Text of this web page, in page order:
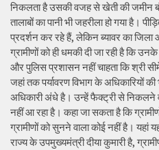
निकलता है उसकी वजह से खेती की
तालाबों का पानी भी जहरीला हो गया है।
प्रदर्शन कर रहे हैं, लेकिन ब्यावर का
ग्रामीणों को ही धमकी दी जा रही है कि
और पुलिस प्रशासन नहीं चाहता कि श्री
जहां तक पर्यावरण विभाग के अधिकारियों
अधिकारी अंधे है। उन्हें फैक्ट्री से निकलने
नहीं आ रहा है। कहा जा सकता है कि
ग्रामीणों को सुनने वाला कोई नहीं है। यहां
राज्य के उपमुख्यमंत्री दीया कुमारी है,